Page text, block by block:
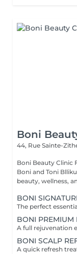
Boni
44, Rue Sainte-
Boni Beauty Clinic Founded by husband-and-wife team Irena
Boni and Toni
beauty, wellness,
BONI
BONI PREMIUM
BONI SCALP